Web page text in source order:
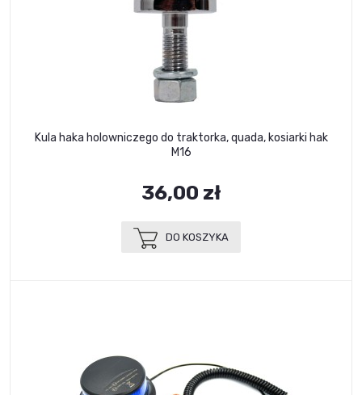
Kula haka holowniczego do traktorka, quada, kosiarki hak
M16
36,00 zł
DO KOSZYKA